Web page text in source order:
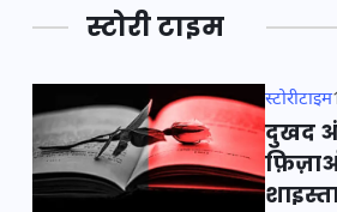
स्टोरी टाइम
स्टोरीटाइम
दुखद